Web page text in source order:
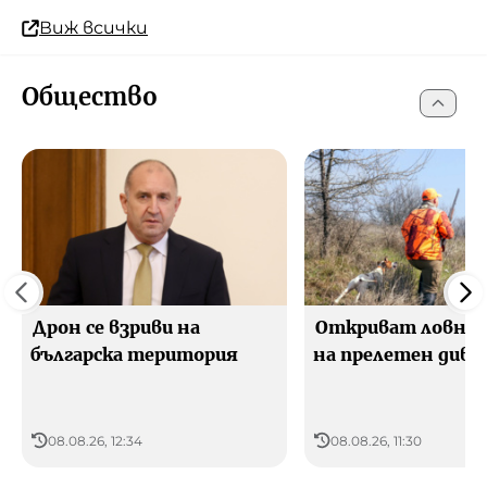
Виж всички
Общество
Дрон се взриви на
българска територия
08.08.26, 12:34
Откриват
на прелетен
08.08.26, 11:30